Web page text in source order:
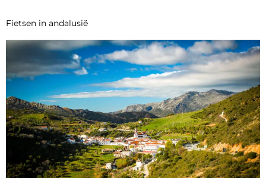
Fietsen in andalusië